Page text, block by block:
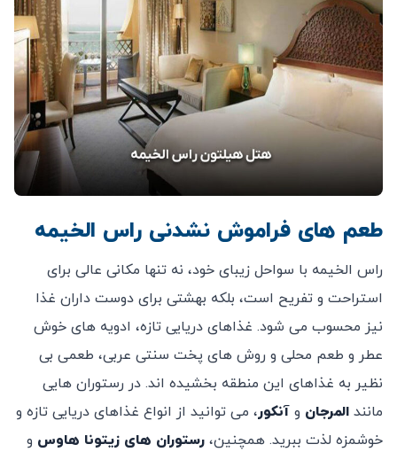
طعم ‌های فراموش ‌نشدنی راس الخیمه
راس الخیمه با سواحل زیبای خود، نه تنها مکانی عالی برای
استراحت و تفریح است، بلکه بهشتی برای دوست داران غذا
نیز محسوب می‌ شود. غذاهای دریایی تازه، ادویه‌ های خوش
عطر و طعم محلی و روش ‌های پخت سنتی عربی، طعمی بی‌
نظیر به غذاهای این منطقه بخشیده ‌اند. در رستوران‌ هایی
مانند المرجان و آنکور، می ‌توانید از انواع غذاهای دریایی تازه و
خوشمزه لذت ببرید. همچنین، رستوران ‌های زیتونا هاوس و